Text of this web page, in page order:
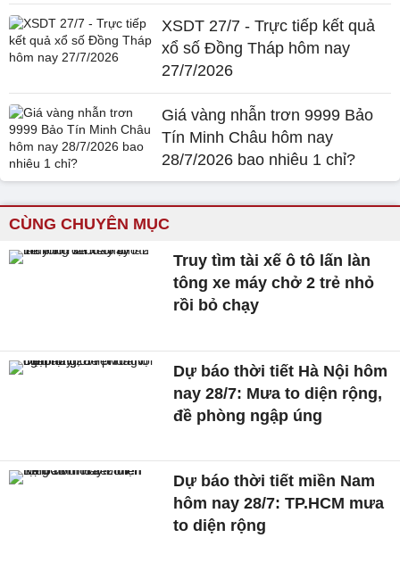
XSDT 27/7 - Trực tiếp kết quả
xổ số Đồng Tháp hôm nay
27/7/2026
Giá vàng nhẫn trơn 9999 Bảo
Tín Minh Châu hôm nay
28/7/2026 bao nhiêu 1 chỉ?
CÙNG CHUYÊN MỤC
Truy tìm tài xế ô tô lấn làn
tông xe máy chở 2 trẻ nhỏ
rồi bỏ chạy
Dự báo thời tiết Hà Nội hôm
nay 28/7: Mưa to diện rộng,
đề phòng ngập úng
Dự báo thời tiết miền Nam
hôm nay 28/7: TP.HCM mưa
to diện rộng